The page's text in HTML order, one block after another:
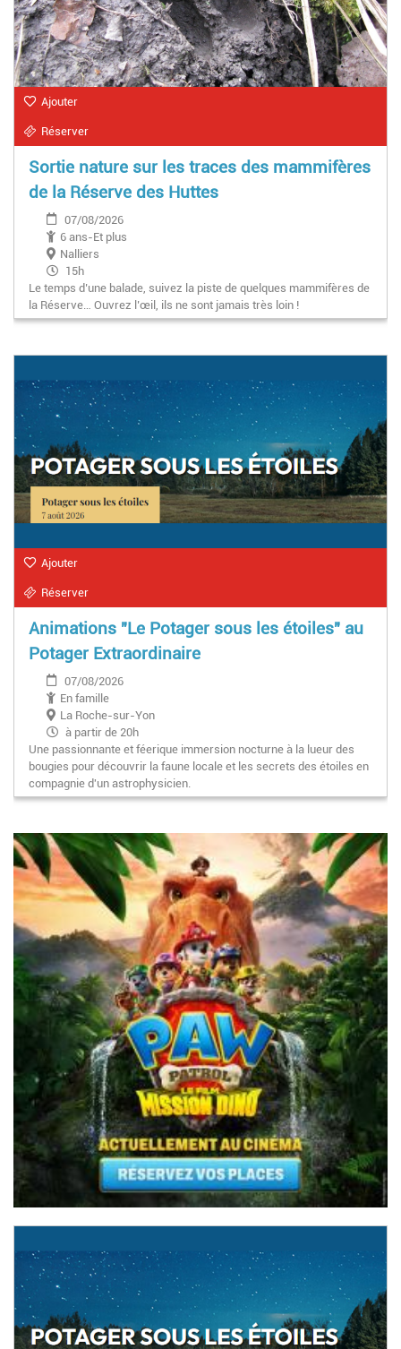
Ajouter
Réserver
Sortie nature sur les traces des mammifères
de la Réserve des Huttes
07/08/2026
6 ans-Et plus
Nalliers
15h
Le temps d’une balade, suivez la piste de quelques mammifères de
la Réserve… Ouvrez l’œil, ils ne sont jamais très loin !
Ajouter
Réserver
Animations "Le Potager sous les étoiles" au
Potager Extraordinaire
07/08/2026
En famille
La Roche-sur-Yon
à partir de 20h
Une passionnante et féerique immersion nocturne à la lueur des
bougies pour découvrir la faune locale et les secrets des étoiles en
compagnie d'un astrophysicien.